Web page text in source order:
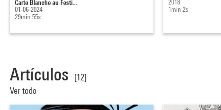
Carte Blanche au Festi...
01-06-2024
29min 55s
2018
1min 2s
Artículos
[12]
Ver todo